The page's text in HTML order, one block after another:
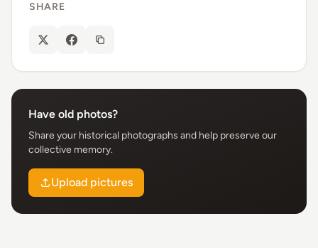
SHARE
Have old photos?
Share your historical photographs and help preserve our
collective memory.
Upload pictures